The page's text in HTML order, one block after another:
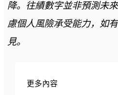
降。往績數字並非預測未
慮個人風險承受能力，如
見。
更多內容